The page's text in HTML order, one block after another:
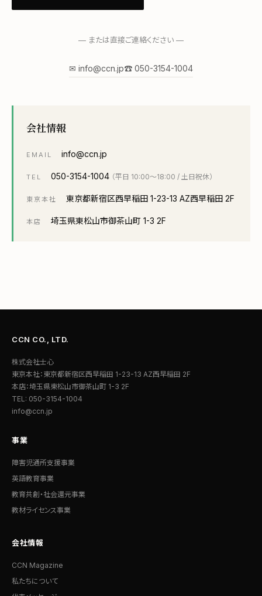
— または直接ご連絡ください —
✉ info@ccn.jp☎ 050-3154-1004
会社情報
EMAIL info@ccn.jp
TEL 050-3154-1004 （平日 10:00〜18:00 / 土日祝休）
東京本社 東京都新宿区西早稲田 1-23-13 AZ西早稲田 2F
本店 埼玉県東松山市御茶山町 1-3 2F
CCN CO., LTD.
株式会社士心
東京本社：東京都新宿区西早稲田 1-23-13 AZ西早稲田 2F
本店：埼玉県東松山市御茶山町 1-3 2F
TEL: 050-3154-1004
info@ccn.jp
事業
障害児通所支援事業
英語教育事業
教育共創・社会還元事業
教材ライセンス事業
会社情報
CCN Magazine
私たちについて